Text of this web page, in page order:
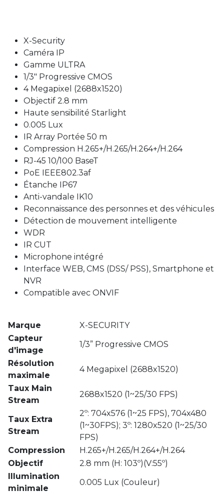
X-Security
Caméra IP
Gamme ULTRA
1/3" Progressive CMOS
4 Megapixel (2688x1520)
Objectif 2.8 mm
Haute sensibilité Starlight
0.005 Lux
IR Array Portée 50 m
Compression H.265+/H.265/H.264+/H.264
RJ-45 10/100 BaseT
PoE IEEE802.3af
Étanche IP67
Anti-vandale IK10
Reconnaissance des personnes et des véhicules
Détection de mouvement intelligente
WDR
IR CUT
Microphone intégré
Interface WEB, CMS (DSS/ PSS), Smartphone et
NVR
Compatible avec ONVIF
Marque
X-SECURITY
Capteur
d'image
1/3” Progressive CMOS
Résolution
maximale
4 Megapixel (2688x1520)
Taux Main
Stream
2688x1520 (1~25/30 FPS)
Taux Extra
Stream
2º: 704x576 (1~25 FPS), 704x480
(1~30FPS); 3º: 1280x520 (1~25/30
FPS)
Compression
H.265+/H.265/H.264+/H.264
Objectif
2.8 mm (H: 103º)(V:55º)
Illumination
minimale
0.005 Lux (Couleur)